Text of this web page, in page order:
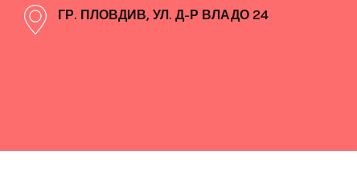
ГР. ПЛОВДИВ, УЛ. Д-Р ВЛАДО 24